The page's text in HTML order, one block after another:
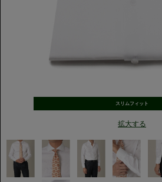
スリムフィット
拡大する